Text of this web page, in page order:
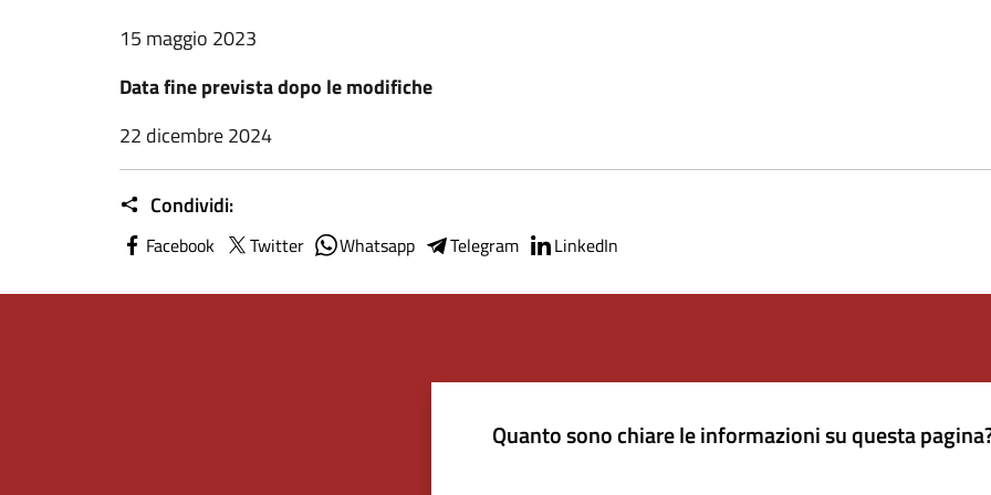
15 maggio 2023
Data fine prevista dopo le modifiche
22 dicembre 2024
Condividi:
Facebook Twitter Whatsapp Telegram LinkedIn
Quanto sono chiare le informazioni su questa